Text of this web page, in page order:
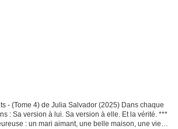
- (Tome 4) de Julia Salvador (2025) Dans chaque
: Sa version à lui. Sa version à elle. Et la vérité. ***
: un mari aimant, une belle maison, une vie